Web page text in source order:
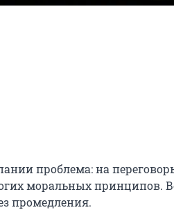
проблема: на
моральных принципов.
промедления.